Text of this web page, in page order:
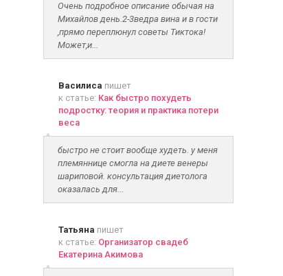
Очень подробное описание обычая на
Михайлов день.2-3ведра вина и в гости
,прямо переплюнул советы Тиктока!
Может,и...
Василиса пишет
к статье: Как быстро похудеть
подростку: теория и практика потери
веса
быстро не стоит вообще худеть. у меня
племяннице смогла на диете венеры
шариповой. консультация диетолога
оказалась для...
Татьяна пишет
к статье: Организатор свадеб
Екатерина Акимова